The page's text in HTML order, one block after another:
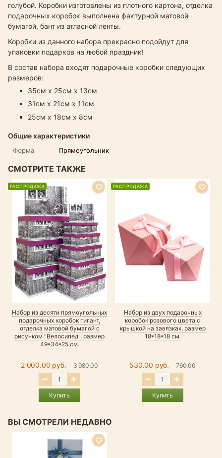
голубой. Коробки изготовлены из плотного картона, отделка
подарочных коробок выполнена фактурной матовой
бумагой, бант из атласной ленты.
Коробки из данного набора прекрасно подойдут для
упаковки подарков на любой праздник!
В состав набора входят подарочные коробки следующих
размеров:
35см х 25см х 13см
31см х 21см х 11см
25см х 18см х 8см
Общие характеристики
Форма Прямоугольник
СМОТРИТЕ ТАКЖЕ
Набор из десяти прямоугольных
подарочных коробок гигант,
отделка матовой бумагой с
рисунком "Велосипед", размер
49*34*25 см.
2 000.00 руб. 3 980.00
Купить
РАСПРОДАЖА
Набор из двух подарочных
коробок розового цвета с
крышкой на завязках, размер
18*18*18 см.
530.00 руб. 760.00
Купить
РАСПРОДАЖА
ВЫ СМОТРЕЛИ НЕДАВНО